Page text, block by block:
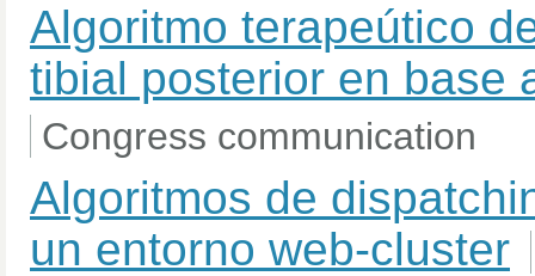
Algoritmo terapeútico
tibial posterior en base
Congress communication
Algoritmos de
un entorno web-cluster